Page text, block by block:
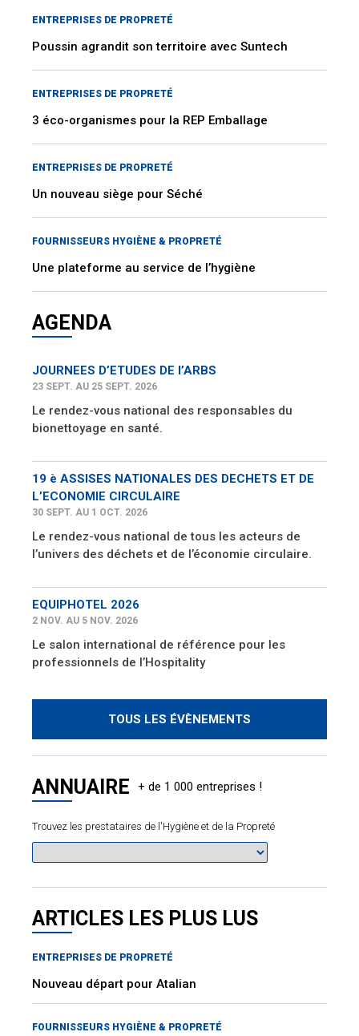
ENTREPRISES DE PROPRETÉ
Poussin agrandit son territoire avec Suntech
ENTREPRISES DE PROPRETÉ
3 éco-organismes pour la REP Emballage
ENTREPRISES DE PROPRETÉ
Un nouveau siège pour Séché
FOURNISSEURS HYGIÈNE & PROPRETÉ
Une plateforme au service de l’hygiène
AGENDA
JOURNEES D’ETUDES DE l’ARBS
23 SEPT. AU 25 SEPT. 2026
Le rendez-vous national des responsables du
bionettoyage en santé.
19 è ASSISES NATIONALES DES DECHETS ET DE
L’ECONOMIE CIRCULAIRE
30 SEPT. AU 1 OCT. 2026
Le rendez-vous national de tous les acteurs de
l’univers des déchets et de l’économie circulaire.
EQUIPHOTEL 2026
2 NOV. AU 5 NOV. 2026
Le salon international de référence pour les
professionnels de l’Hospitality
TOUS LES ÉVÈNEMENTS
ANNUAIRE
Trouvez les prestataires de l'Hygiène et de la Propreté
ARTICLES LES PLUS LUS
ENTREPRISES DE PROPRETÉ
Nouveau départ pour Atalian
FOURNISSEURS HYGIÈNE & PROPRETÉ